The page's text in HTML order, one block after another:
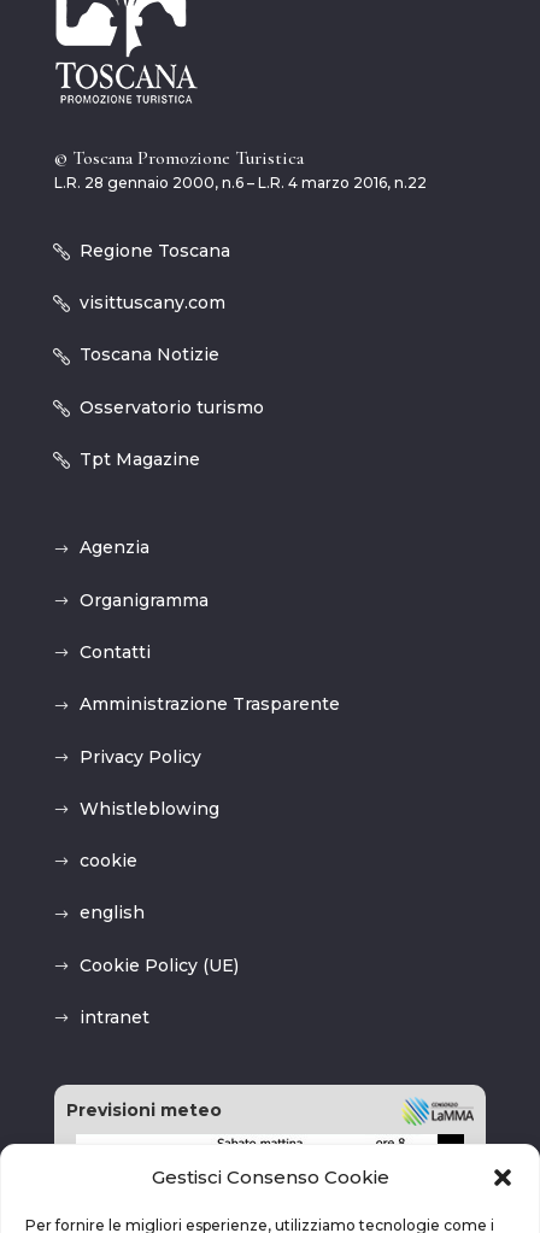
Gestisci Consenso Cookie
Per fornire le migliori esperienze, utilizziamo tecnologie come i
© Toscana Promozione Turistica
L.R. 28 gennaio 2000, n.6 – L.R. 4 marzo 2016, n.22
Regione Toscana
visittuscany.com
Toscana Notizie
Osservatorio turismo
Tpt Magazine
Agenzia
Organigramma
Contatti
Amministrazione Trasparente
Privacy Policy
Whistleblowing
cookie
english
Cookie Policy (UE)
intranet
Previsioni meteo